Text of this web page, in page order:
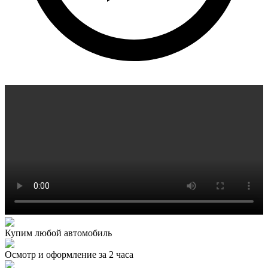
Купим любой автомобиль
Осмотр и оформление за 2 часа